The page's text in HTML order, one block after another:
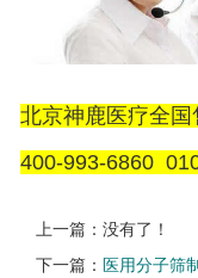
北京神鹿医疗全
400-993-6860
上一篇：没有了！
下一篇： 医用分子筛